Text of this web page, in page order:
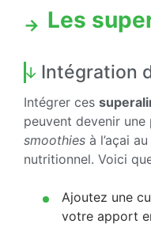
Les
Intégration
Intégrer ces
peuvent devenir
smoothies à l’açai
nutritionnel. Voici
Ajoutez une
votre apport